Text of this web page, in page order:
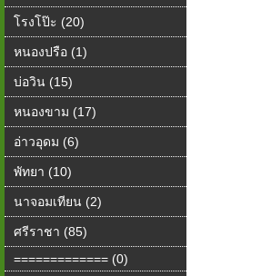
โรงโป๊ะ (20)
หนองปรือ (1)
บ่อวิน (15)
หนองขาม (17)
อ่าวอุดม (6)
พัทยา (10)
นาจอมเทียน (2)
ศรีราชา (85)
============= (0)